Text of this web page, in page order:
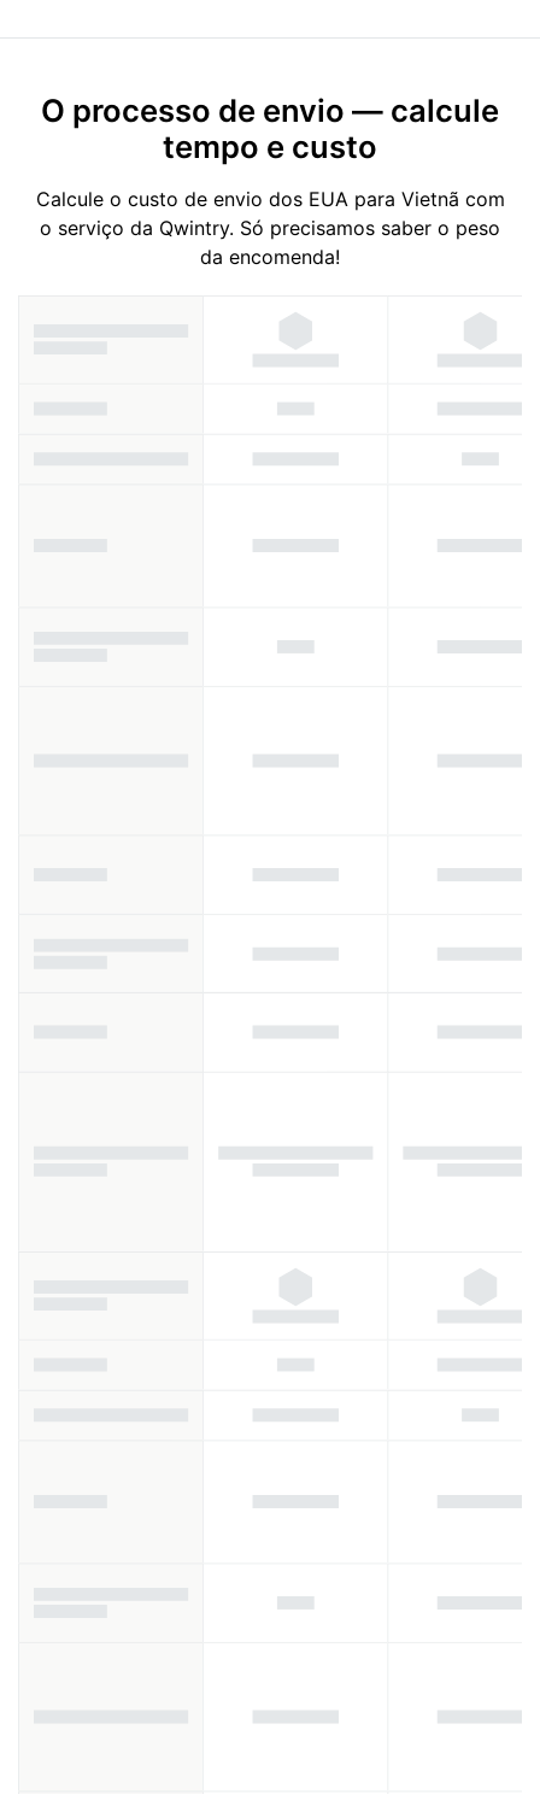
O processo de envio — calcule
tempo e custo
Calcule o custo de envio dos EUA para Vietnã com
o serviço da Qwintry. Só precisamos saber o peso
da encomenda!